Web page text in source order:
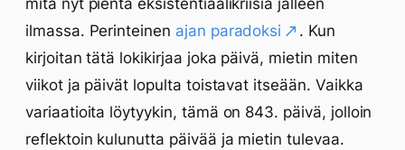
mitä nyt pientä eksistentiaalikriisiä jälleen
ilmassa. Perinteinen ajan paradoksi
. Kun
kirjoitan tätä lokikirjaa joka päivä, mietin miten
viikot ja päivät lopulta toistavat itseään. Vaikka
variaatioita löytyykin, tämä on 843. päivä, jolloin
reflektoin kulunutta päivää ja mietin tulevaa.